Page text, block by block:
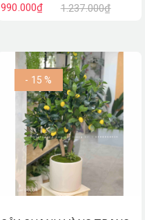
990.000₫ 1.237.000₫
- 15 %